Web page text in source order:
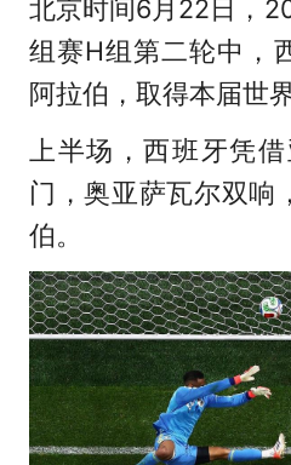
北京时间6月22日，
组赛H组第二轮中，
阿拉伯，取得本届世
上半场，西班牙凭
门，奥亚萨瓦尔双响
伯。